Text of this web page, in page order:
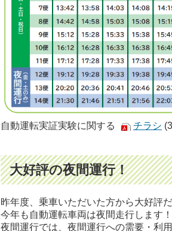
自動運転実証実験に関する チラシ
大好評の夜間運行！
昨年度、乗車いただいた方から大好評
今年も自動運転車両は夜間走行します！
夜間運行では、夜間運行への需要・利